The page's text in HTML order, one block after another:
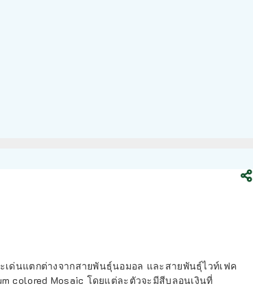
ด่นแตกต่างจากสายพันธุ์นอมอล และสายพันธุ์ไวท์เฟค
colored Mosaic โดยแต่ละตัวจะมีสีบลอนเงินที่